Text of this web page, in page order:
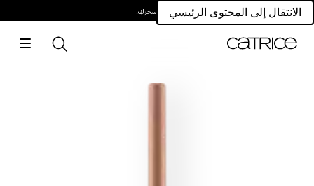
الانتقال إلى المحتوى الرئيسيامتلكي سحركِ.